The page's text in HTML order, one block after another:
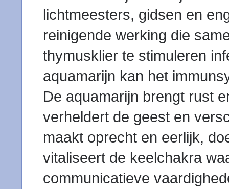
lichtmeesters, gidsen en
reinigende werking die
thymusklier te stimuleren
aquamarijn kan het
De aquamarijn brengt rust
verheldert de geest en
maakt oprecht en eerlijk,
vitaliseert de keelchakra
communicatieve